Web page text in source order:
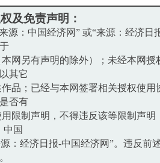
及免责声明：
源：中国经济网” 或“来源：经济日
网另有声明的除外）；未经本网授
其它
品；已经与本网签署相关授权使用
否有
限制声明，不得违反该等限制声明
中国
：经济日报-中国经济网”。违反前